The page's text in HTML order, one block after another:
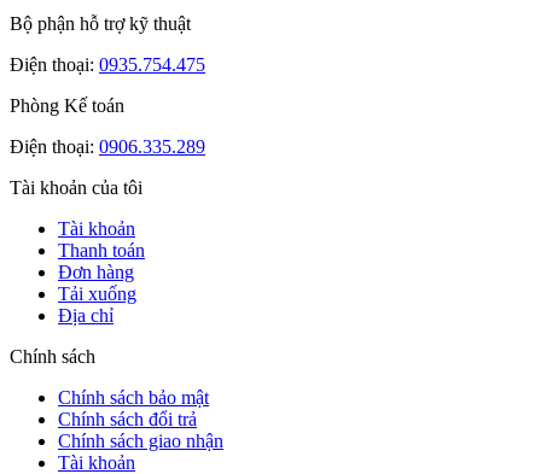
Bộ phận hỗ trợ kỹ thuật
Điện thoại: 0935.754.475
Phòng Kế toán
Điện thoại: 0906.335.289
Tài khoản của tôi
Tài khoản
Thanh toán
Đơn hàng
Tải xuống
Địa chỉ
Chính sách
Chính sách bảo mật
Chính sách đổi trả
Chính sách giao nhận
Tài khoản